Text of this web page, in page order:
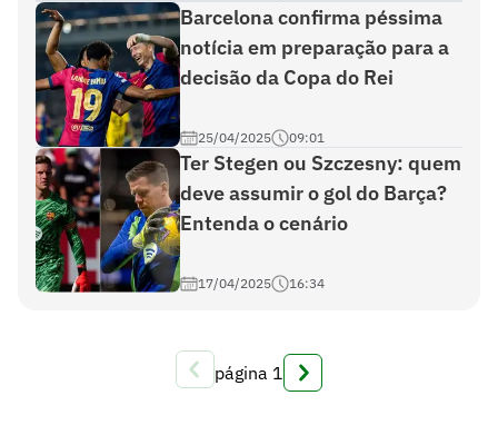
Barcelona confirma péssima
notícia em preparação para a
decisão da Copa do Rei
25/04/2025 09:01
Ter Stegen ou Szczesny: quem
deve assumir o gol do Barça?
Entenda o cenário
17/04/2025 16:34
página 1